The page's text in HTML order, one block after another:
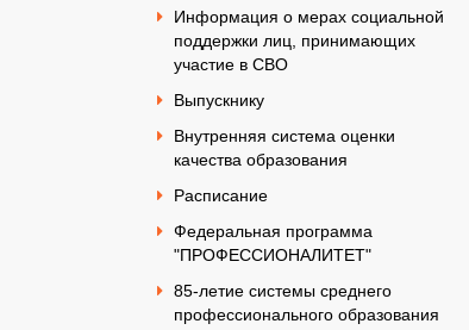
Информация о мерах социальной
поддержки лиц, принимающих
участие в СВО
Выпускнику
Внутренняя система оценки
качества образования
Расписание
Федеральная программа
"ПРОФЕССИОНАЛИТЕТ"
85-летие системы среднего
профессионального образования